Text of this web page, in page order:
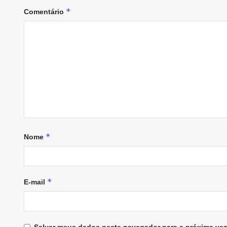
Comentário *
Nome *
E-mail *